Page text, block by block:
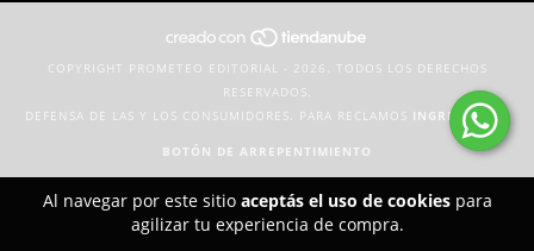
Al navegar por este sitio aceptás el uso de cookiespara
agilizar tu experiencia de compra.
COPYRIGHT PROMETEO EDITORIAL - 2026. TODOS LOS DERECHOS
RESERVADOS.
DEFENSA DE LAS Y LOS CONSUMIDORES. PARA RECLAMOS INGRESÁ ACÁ.
BOTÓN DE ARREPENTIMIENTO